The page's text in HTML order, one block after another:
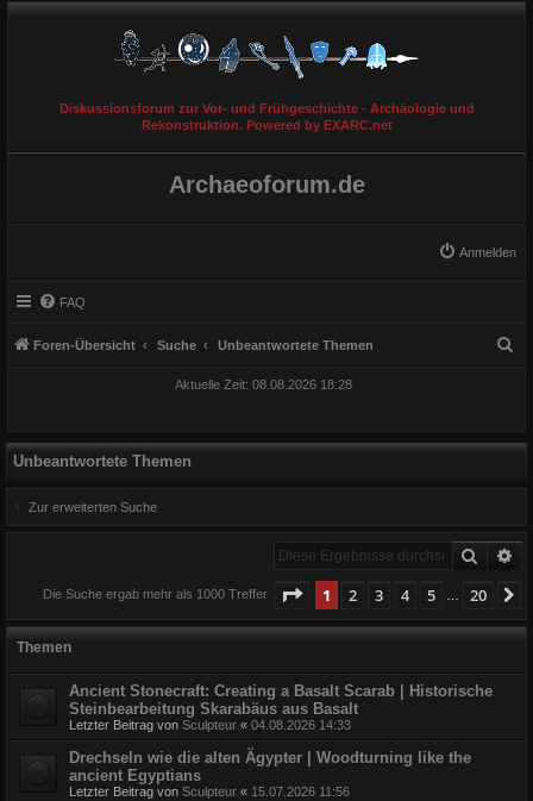
Diskussionsforum zur Vor- und Frühgeschichte - Archäologie und
Rekonstruktion. Powered by EXARC.net
Archaeoforum.de
Anmelden
FAQ
Foren-Übersicht Suche Unbeantwortete Themen
Aktuelle Zeit: 08.08.2026 18:28
Unbeantwortete Themen
Zur erweiterten Suche
Suche
Die Suche ergab mehr als 1000 Treffer Seite 1von 20
1 2 3 4 5 20
Themen
Ancient Stonecraft: Creating a Basalt Scarab | Historische
Steinbearbeitung Skarabäus aus Basalt
Letzter Beitrag von Sculpteur « 04.08.2026 14:33
Drechseln wie die alten Ägypter | Woodturning like the
ancient Egyptians
Letzter Beitrag von Sculpteur « 15.07.2026 11:56